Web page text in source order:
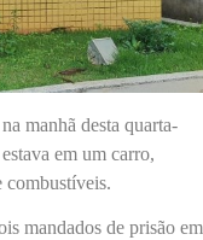
manhã desta quarta-
em um carro,
combustíveis.
mandados de prisão em